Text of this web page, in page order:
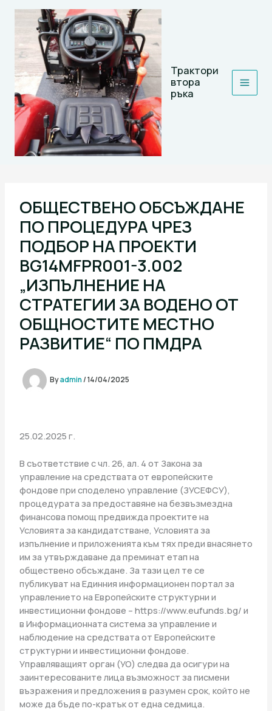
Skip
Трактори
втора
ръка
ОБЩЕСТВЕНО ОБСЪЖДАНЕ
ПО ПРОЦЕДУРА ЧРЕЗ
ПОДБОР НА ПРОЕКТИ
BG14MFPR001-3.002
„ИЗПЪЛНЕНИЕ НА
СТРАТЕГИИ ЗА ВОДЕНО ОТ
ОБЩНОСТИТЕ МЕСТНО
РАЗВИТИЕ“ ПО ПМДРА
Byadmin/14/04/2025
25.02.2025 г.
В съответствие с чл. 26, ал. 4 от Закона за
управление на средствата от европейските
фондове при споделено управление (ЗУСЕФСУ),
процедурата за предоставяне на безвъзмездна
финансова помощ предвижда проектите на
Условията за кандидатстване, Условията за
изпълнение и приложенията към тях преди внасянето
им за утвърждаване да преминат етап на
обществено обсъждане. За тази цел те се
публикуват на Единния информационен портал за
управлението на Европейските структурни и
инвестиционни фондове – https://www.eufunds.bg/ и
в Информационната система за управление и
наблюдение на средствата от Европейските
структурни и инвестиционни фондове.
Управляващият орган (УО) следва да осигури на
заинтересованите лица възможност за писмени
възражения и предложения в разумен срок, който не
може да бъде по-кратък от една седмица.